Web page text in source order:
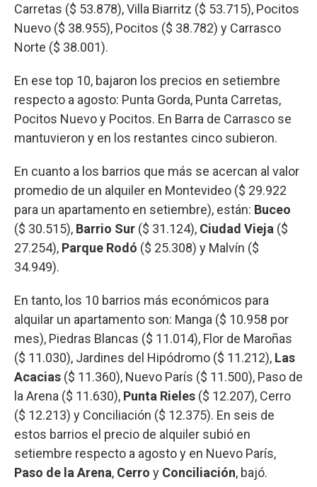
Carretas ($ 53.878), Villa Biarritz ($ 53.715), Pocitos
Nuevo ($ 38.955), Pocitos ($ 38.782) y Carrasco
Norte ($ 38.001).
En ese top 10, bajaron los precios en setiembre
respecto a agosto: Punta Gorda, Punta Carretas,
Pocitos Nuevo y Pocitos. En Barra de Carrasco se
mantuvieron y en los restantes cinco subieron.
En cuanto a los barrios que más se acercan al valor
promedio de un alquiler en Montevideo ($ 29.922
para un apartamento en setiembre), están: Buceo
($ 30.515), Barrio Sur ($ 31.124), Ciudad Vieja ($
27.254), Parque Rodó ($ 25.308) y Malvín ($
34.949).
En tanto, los 10 barrios más económicos para
alquilar un apartamento son: Manga ($ 10.958 por
mes), Piedras Blancas ($ 11.014), Flor de Maroñas
($ 11.030), Jardines del Hipódromo ($ 11.212), Las
Acacias ($ 11.360), Nuevo París ($ 11.500), Paso de
la Arena ($ 11.630), Punta Rieles ($ 12.207), Cerro
($ 12.213) y Conciliación ($ 12.375). En seis de
estos barrios el precio de alquiler subió en
setiembre respecto a agosto y en Nuevo París,
Paso de la Arena, Cerro y Conciliación, bajó.